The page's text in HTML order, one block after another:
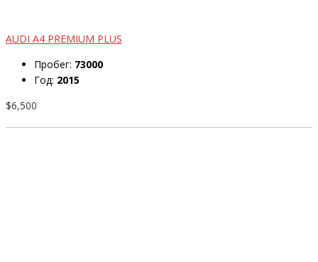
AUDI A4 PREMIUM PLUS
Пробег: 73000
Год: 2015
$6,500